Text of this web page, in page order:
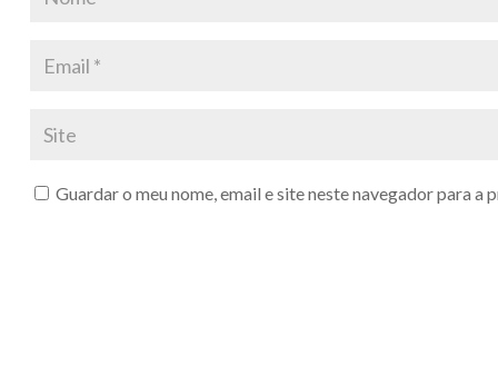
Guardar o meu nome, email e site neste navegador para a